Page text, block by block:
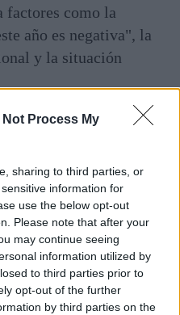
Not Process My
sharing to third parties, or
information for
use the below opt-out
Please note that after your
may continue seeing
information utilized by
to third parties prior to
opt-out of the further
by third parties on the
factores como la
año es negativa", la
y la situación